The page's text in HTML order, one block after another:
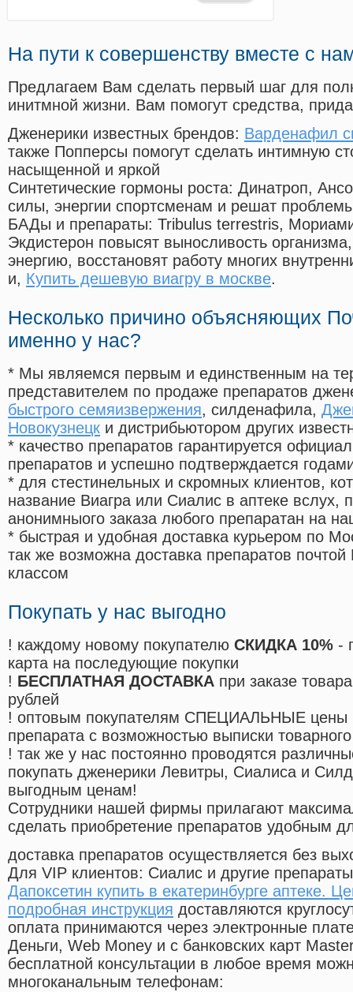
На пути к совершенству вместе с
Предлагаем Вам сделать первый шаг для
инитмной жизни. Вам помогут средства,
Дженерики известных брендов: Варденафил
также Попперсы помогут сделать интимную
насыщенной и яркой
Синтетические гормоны роста: Динатроп,
силы, энергии спортсменам и решат
БАДы и препараты: Tribulus terrestris,
Экдистерон повысят выносливость
энергию, восстановят работу многих
и, Купить дешевую виагру в москве.
Несколько причино объясняющих
именно у нас?
* Мы являемся первым и единственным на
представителем по продаже препаратов
быстрого семяизвержения, силденафила,
Новокузнецк и дистрибьютором других
* качество препаратов гарантируется
препаратов и успешно подтверждается
* для стестинельных и скромных клиентов,
название Виагра или Сиалис в аптеке вслух,
анонимныого заказа любого препаратан на
* быстрая и удобная доставка курьером по
так же возможна доставка препаратов
классом
Покупать у нас выгодно
! каждому новому покупателю СКИДКА 10% -
карта на последующие покупки
! БЕСПЛАТНАЯ ДОСТАВКА при заказе
рублей
! оптовым покупателям СПЕЦИАЛЬНЫЕ цены
препарата с возможностью выписки
! так же у нас постоянно проводятся
покупать дженерики Левитры, Сиалиса и
выгодным ценам!
Cотрудники нашей фирмы прилагают
сделать приобретение препаратов удобным
доставка препаратов осуществляется без
Для VIP клиентов: Сиалис и другие
Дапоксетин купить в екатеринбурге аптеке.
подробная инструкция доставляются
оплата принимаются через электронные
Деньги, Web Money и с банковских карт
бесплатной консультации в любое время
многоканальным телефонам: